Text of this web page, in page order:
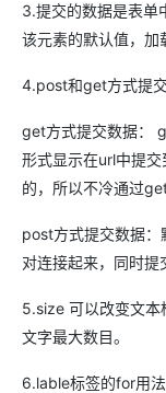
3.提交的数据是表单
该元素的默认值，加
4.post和get方式提
get方式提交数据：
形式显示在url中提
的，所以不冷通过
post方式提交数据：
对连接起来，同时提
5.size 可以改变文
文字最大数目。
6.lable标签的for用法